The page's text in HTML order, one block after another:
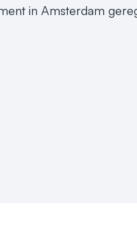
in Amsterdam